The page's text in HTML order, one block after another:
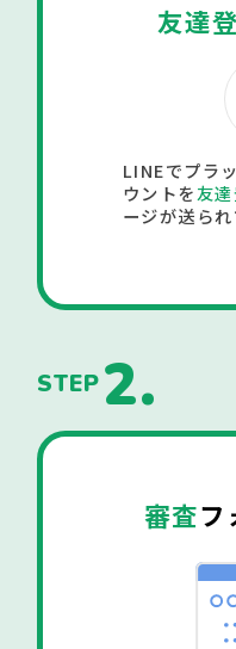
友達
LINEでプラ
ウントを友
ージが送られ
STEP2.
審査フ